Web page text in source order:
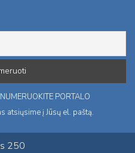
PORTALO
atsiųsime į Jūsų el. paštą.
250